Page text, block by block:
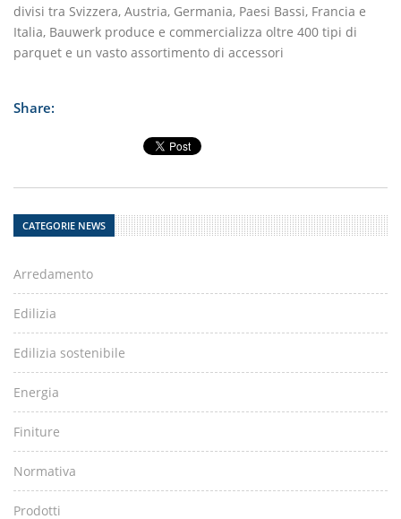
divisi tra Svizzera, Austria, Germania, Paesi Bassi, Francia e
Italia, Bauwerk produce e commercializza oltre 400 tipi di
parquet e un vasto assortimento di accessori
Share:
CATEGORIE NEWS
Arredamento
Edilizia
Edilizia sostenibile
Energia
Finiture
Normativa
Prodotti